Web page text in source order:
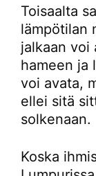
Toisaalta
lämpötilan
jalkaan voi
hameen ja
voi avata,
ellei sitä
solkenaan.
Koska